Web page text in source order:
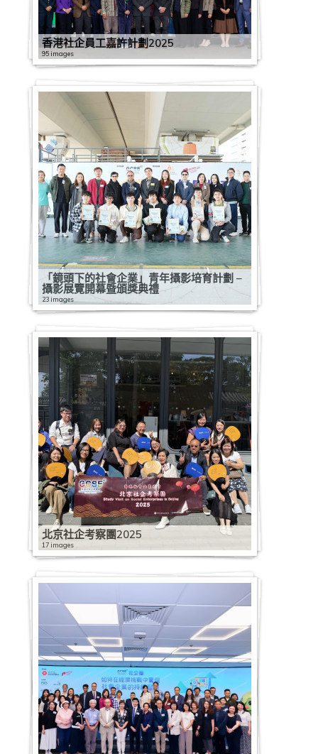
香港社企員工嘉許計劃2025
95 images
「鏡頭下的社會企業」青年攝影培育計劃 –
攝影展覽開幕暨頒獎典禮
23 images
北京社企考察團2025
17 images